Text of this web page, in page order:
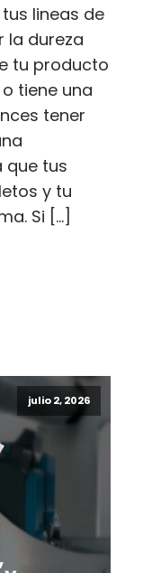
lineas de
la dureza
tu producto
tiene una
tener
que tus
y tu
Si […]
julio 2, 2026